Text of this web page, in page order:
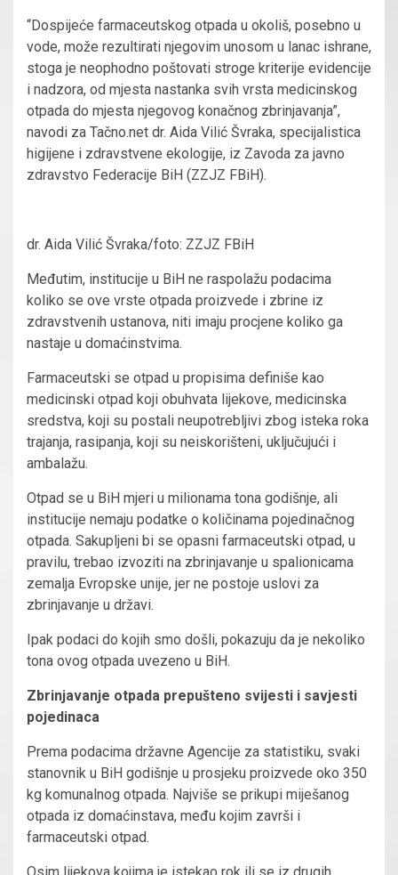
“Dospijeće farmaceutskog otpada u okoliš, posebno u
vode, može rezultirati njegovim unosom u lanac ishrane,
stoga je neophodno poštovati stroge kriterije evidencije
i nadzora, od mjesta nastanka svih vrsta medicinskog
otpada do mjesta njegovog konačnog zbrinjavanja”,
navodi za Tačno.net dr. Aida Vilić Švraka, specijalistica
higijene i zdravstvene ekologije, iz Zavoda za javno
zdravstvo Federacije BiH (ZZJZ FBiH).
dr. Aida Vilić Švraka/foto: ZZJZ FBiH
Međutim, institucije u BiH ne raspolažu podacima
koliko se ove vrste otpada proizvede i zbrine iz
zdravstvenih ustanova, niti imaju procjene koliko ga
nastaje u domaćinstvima.
Farmaceutski se otpad u propisima definiše kao
medicinski otpad koji obuhvata lijekove, medicinska
sredstva, koji su postali neupotrebljivi zbog isteka roka
trajanja, rasipanja, koji su neiskorišteni, uključujući i
ambalažu.
Otpad se u BiH mjeri u milionama tona godišnje, ali
institucije nemaju podatke o količinama pojedinačnog
otpada. Sakupljeni bi se opasni farmaceutski otpad, u
pravilu, trebao izvoziti na zbrinjavanje u spalionicama
zemalja Evropske unije, jer ne postoje uslovi za
zbrinjavanje u državi.
Ipak podaci do kojih smo došli, pokazuju da je nekoliko
tona ovog otpada uvezeno u BiH.
Zbrinjavanje otpada prepušteno svijesti i savjesti
pojedinaca
Prema podacima državne Agencije za statistiku, svaki
stanovnik u BiH godišnje u prosjeku proizvede oko 350
kg komunalnog otpada. Najviše se prikupi miješanog
otpada iz domaćinstava, među kojim završi i
farmaceutski otpad.